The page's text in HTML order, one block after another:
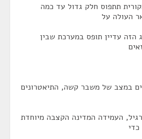
תתפוס חלק גדול עד כמה
העולה על
הזה עדיין תופס במערכת שבין
במצב של משבר קשה, התיאטרונים
הרגיל, העמידה המדינה הקצבה מיוחדת